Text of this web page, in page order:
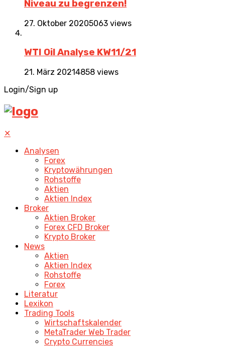
Niveau zu begrenzen!
27. Oktober 20205063 views
WTI Oil Analyse KW11/21
21. März 20214858 views
Login/Sign up
✕
Analysen
Forex
Kryptowährungen
Rohstoffe
Aktien
Aktien Index
Broker
Aktien Broker
Forex CFD Broker
Krypto Broker
News
Aktien
Aktien Index
Rohstoffe
Forex
Literatur
Lexikon
Trading Tools
Wirtschaftskalender
MetaTrader Web Trader
Crypto Currencies